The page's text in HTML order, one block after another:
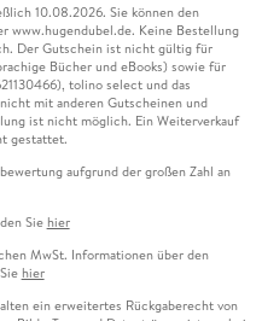
10.08.2026. Sie können den
www.hugendubel.de. Keine Bestellung
Der Gutschein ist nicht gültig für
Bücher und eBooks) sowie für
tolino select und das
mit anderen Gutscheinen und
ist nicht möglich. Ein Weiterverkauf
gestattet.
aufgrund der großen Zahl an
Sie hier
MwSt. Informationen über den
hier
ein erweitertes Rückgaberecht von